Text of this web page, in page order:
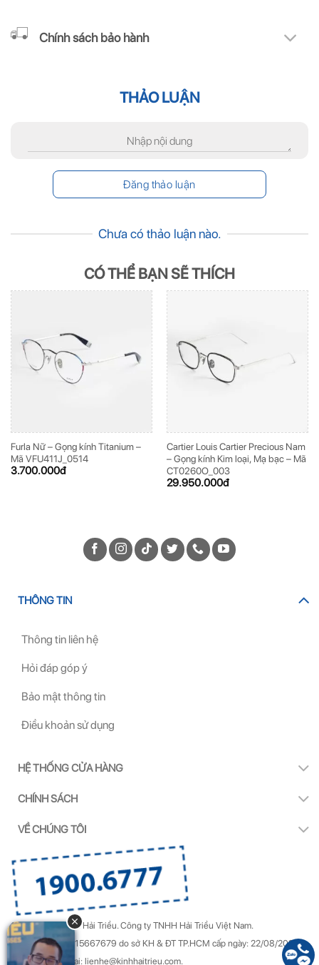
Chính sách bảo hành
THẢO LUẬN
Chưa có thảo luận nào.
CÓ THỂ BẠN SẼ THÍCH
Furla Nữ – Gọng kính Titanium –
Mã VFU411J_0514
3.700.000đ
Cartier Louis Cartier Precious Nam
– Gọng kính Kim loại, Mạ bạc – Mã
CT0260O_003
29.950.000đ
THÔNG TIN
Thông tin liên hệ
Hỏi đáp góp ý
Bảo mật thông tin
Điều khoản sử dụng
HỆ THỐNG CỬA HÀNG
CHÍNH SÁCH
VỀ CHÚNG TÔI
Copyright by Kính Hải Triều. Công ty TNHH Hải Triều Việt Nam.
GPDKKD Số: 0315667679 do sở KH & ĐT TP.HCM cấp ngày: 22/08/2022.
Góp ý & Khiếu nại: lienhe@kinhhaitrieu.com.